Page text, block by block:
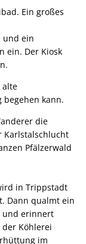
Ein großes
und ein
ein. Der Kiosk
alte
kann.
die
Karlstalschlucht
Pfälzerwald
in Trippstadt
Dann qualmt ein
und erinnert
Köhlerei
im